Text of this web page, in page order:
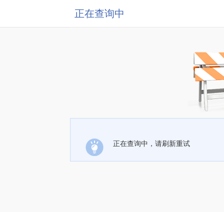
正在查询中
正在查询中，请刷新重试